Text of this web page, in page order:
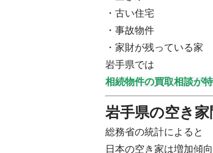
・古い住宅
・事故物件
・家財が残っている家
岩手県では
相続物件の買取相談が
岩手県の空き家
総務省の統計によると
日本の空き家は増加傾